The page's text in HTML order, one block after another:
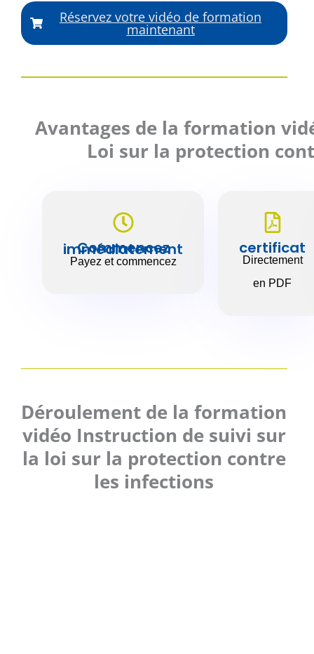
Réservez votre vidéo de formation
maintenant
Avantages de la formation
Loi sur la protection
Commencez immédiatement
Payez et commencez
certificat
Directement
en PDF
Déroulement de la formation
vidéo Instruction de suivi sur
la loi sur la protection contre
les infections